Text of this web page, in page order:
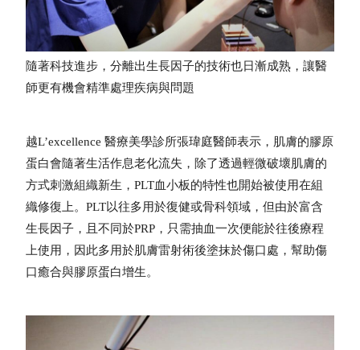
隨著科技進步，分離出生長因子的技術也日漸成熟，讓醫
師更有機會精準處理疾病與問題
越L’excellence 醫療美學診所張瑋庭醫師表示，肌膚的膠原
蛋白會隨著生活作息老化流失，除了透過輕微破壞肌膚的
方式刺激組織新生，PLT血小板的特性也開始被使用在組
織修復上。PLT以往多用於復健或骨科領域，但由於富含
生長因子，且不同於PRP，只需抽血一次便能於往後療程
上使用，因此多用於肌膚雷射術後塗抹於傷口處，幫助傷
口癒合與膠原蛋白增生。